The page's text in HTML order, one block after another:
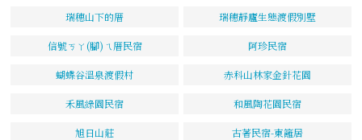
瑞穗山下的厝 瑞穗靜廬生態渡假別墅
信號ㄎㄚ(腳)ㄟ厝民宿 阿珍民宿
蝴蝶谷溫泉渡假村 赤科山林家金針花園
禾風綠園民宿 和風陶花園民宿
旭日山莊 古著民宿-東籬居